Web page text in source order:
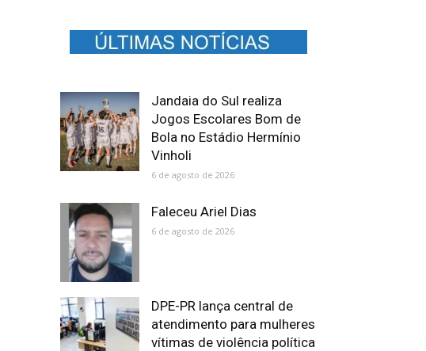
Jandaia do Sul realiza
Jogos Escolares Bom de
Bola no Estádio Hermínio
Vinholi
6 de agosto de 2026
Faleceu Ariel Dias
6 de agosto de 2026
DPE-PR lança central de
atendimento para mulheres
vítimas de violência política